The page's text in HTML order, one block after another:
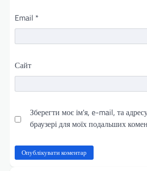
Email *
Сайт
Зберегти моє ім'я, e-mail, та
браузері для моїх подальших